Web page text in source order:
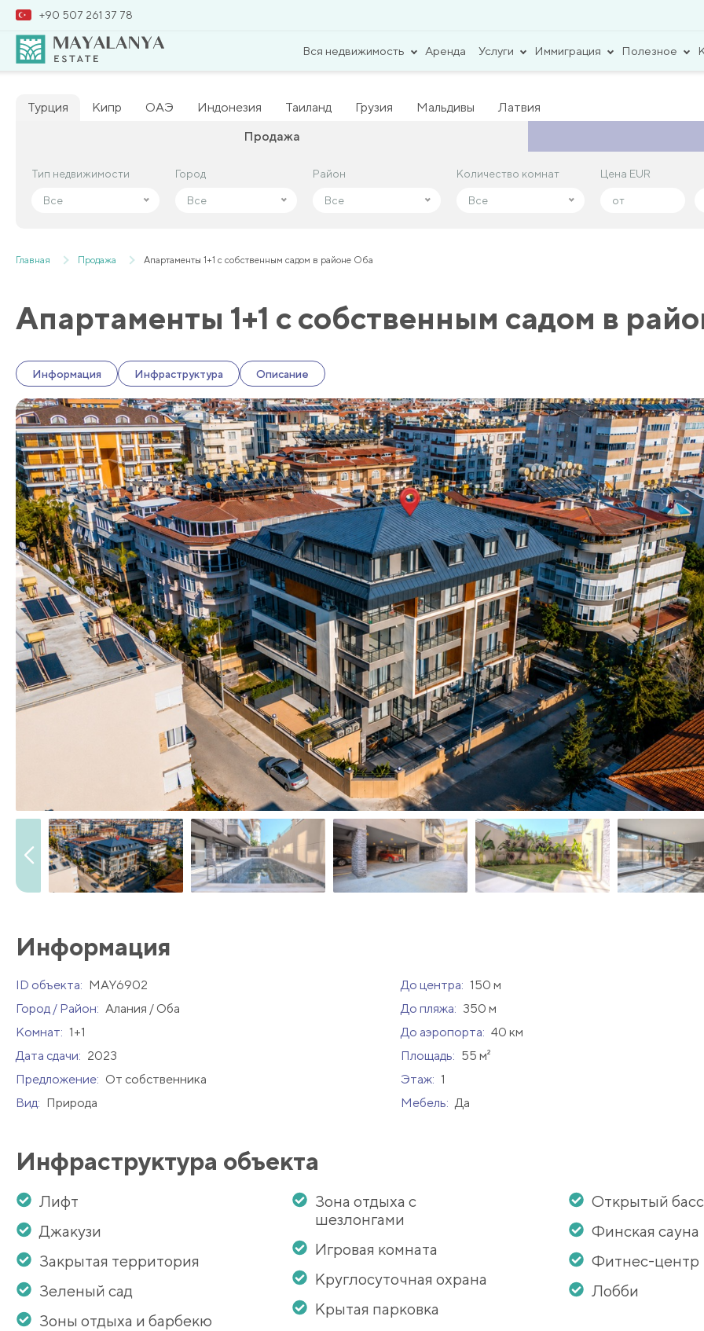
+90 507 261 37 78
Вся недвижимость Аренда Услуги Иммиграция Полезное
Турция Кипр ОАЭ Индонезия Таиланд Грузия Мальдивы
Латвия
Продажа
Тип недвижимости
Все
Город
Все
Район
Все
Количество комнат
Все
Цена EUR
Тип недвижимости
Все
Город
Все
Район
Все
Количество комнат
Все
Цена EUR
Главная Продажа Апартаменты 1+1 с собственным садом в районе Оба
Апартаменты 1+1 с собственным садом в
Информация Инфраструктура Описание
Информация
ID объекта: MAY6902 До центра: 150 м
Город / Район: Алания / Оба До пляжа: 350 м
Комнат: 1+1 До аэропорта: 40 км
Дата сдачи: 2023 Площадь: 55 м²
Предложение: От собственника Этаж: 1
Вид: Природа Мебель: Да
Инфраструктура объекта
Лифт
Джакузи
Закрытая территория
Зеленый сад
Зоны отдыха и барбекю
Зона отдыха с
шезлонгами
Игровая комната
Круглосуточная охрана
Крытая парковка
Открытый
Финская сауна
Фитнес-центр
Лобби